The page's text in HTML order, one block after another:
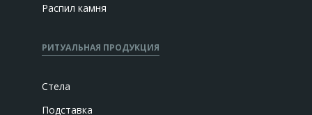
Распил камня
РИТУАЛЬНАЯ ПРОДУКЦИЯ
Стела
Подставка